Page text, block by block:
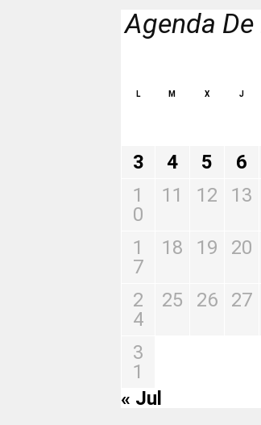
Agenda
L M X J
3
4 5 6
1
0
11 12 13
1
7
18 19 20
2
4
25 26 27
3
1
« Jul